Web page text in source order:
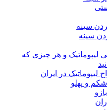
سینه
سینه
لیپوماتیک و هر چیزی که
لیپوماتیک در ایران
شکم و پهلو